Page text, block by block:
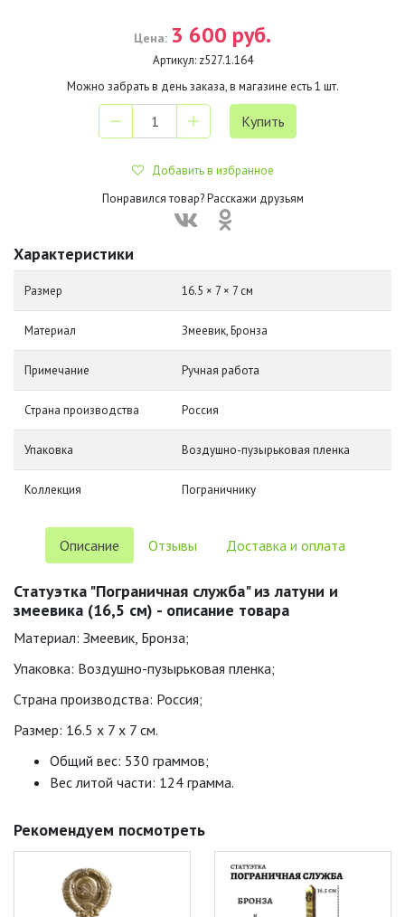
Цена: 3 600 руб.
Артикул: z527.1.164
Можно забрать в день заказа, в магазине есть1 шт.
Добавить в избранное
Понравился товар? Расскажи друзьям
Характеристики
Размер 16.5 × 7 × 7 см
Материал Змеевик, Бронза
Примечание Ручная работа
Страна производства Россия
Упаковка Воздушно-пузырьковая пленка
Коллекция Пограничнику
Описание Отзывы Доставка и оплата
Статуэтка "Пограничная служба" из латуни и
змеевика (16,5 см) - описание товара
Материал: Змеевик, Бронза;
Упаковка: Воздушно-пузырьковая пленка;
Страна производства: Россия;
Размер: 16.5 x 7 x 7 см.
Общий вес: 530 граммов;
Вес литой части: 124 грамма.
Рекомендуем посмотреть